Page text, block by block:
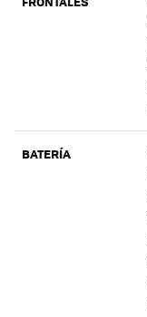
BATERÍA